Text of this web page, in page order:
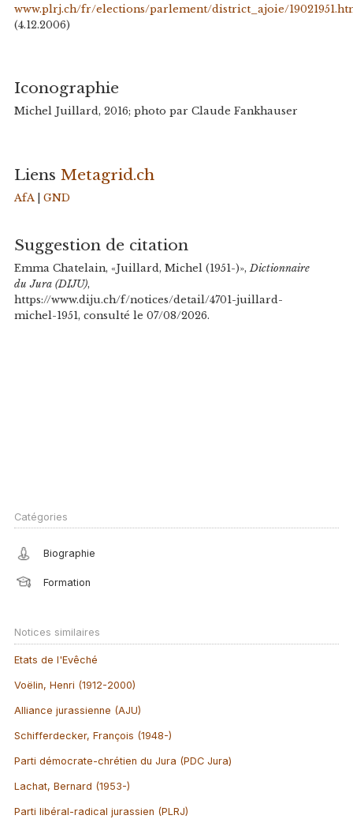
www.plrj.ch/fr/elections/parlement/district_ajoie/
(4.12.2006)
Iconographie
Michel Juillard, 2016; photo par Claude Fankhauser
Liens Metagrid.ch
AfA| GND
Suggestion de citation
Emma Chatelain, «Juillard, Michel (1951-)»,Dictionnaire
du Jura (DIJU),
https://www.diju.ch/f/notices/detail/4701-juillard-
michel-1951, consulté le 07/08/2026.
Catégories
Biographie
Formation
Notices similaires
Etats de l'Evêché
Voëlin, Henri (1912-2000)
Alliance jurassienne (AJU)
Schifferdecker, François (1948-)
Parti démocrate-chrétien du Jura (PDC Jura)
Lachat, Bernard (1953-)
Parti libéral-radical jurassien (PLRJ)